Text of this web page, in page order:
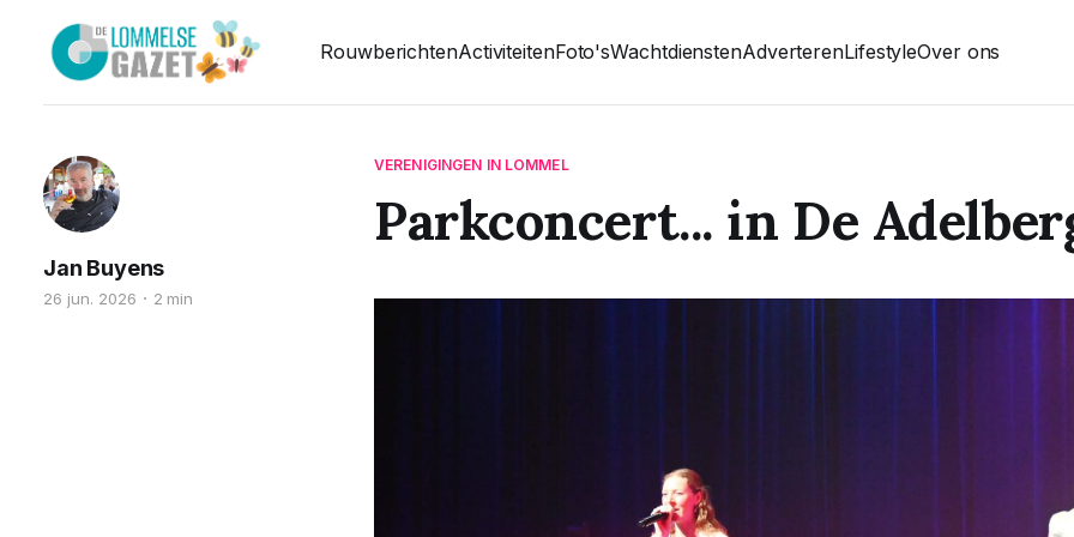
RouwberichtenActiviteitenFoto'sWachtdienstenAdverterenLifestyleOver ons
VERENIGINGEN IN LOMMEL
Parkconcert... in De
Jan Buyens
26 jun. 2026 2 min